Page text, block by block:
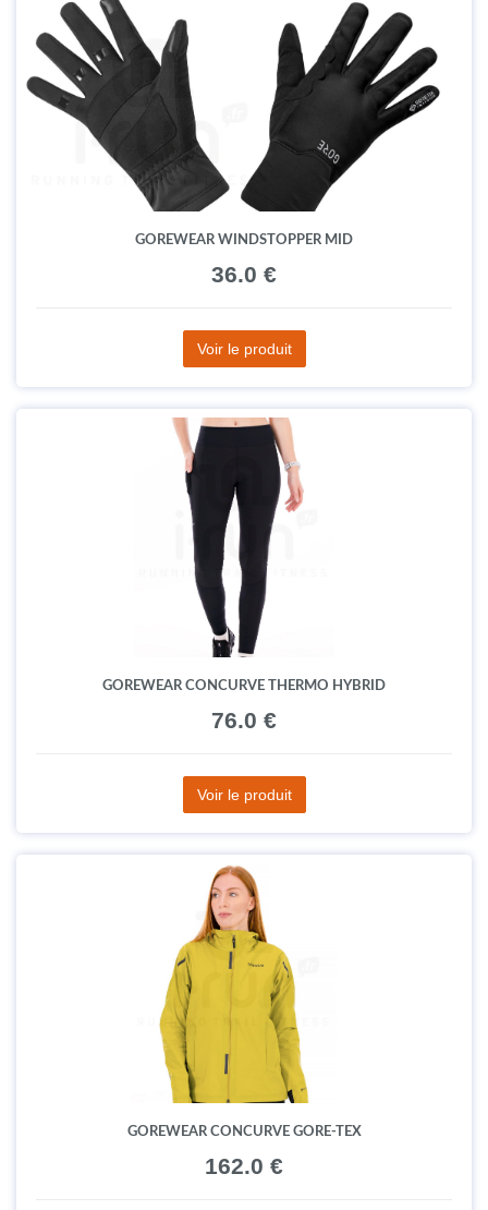
GOREWEAR WINDSTOPPER MID
36.0 €
Voir le produit
GOREWEAR CONCURVE THERMO HYBRID
76.0 €
Voir le produit
GOREWEAR CONCURVE GORE-TEX
162.0 €